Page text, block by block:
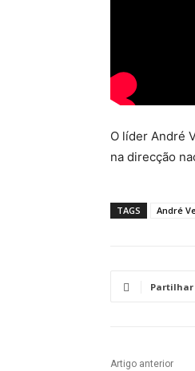
O líder André
na direcção
TAGS André
Partilhar
Artigo anterior